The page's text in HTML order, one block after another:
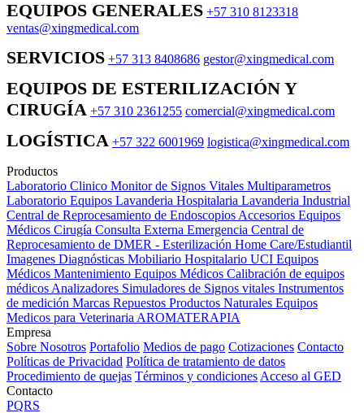
EQUIPOS GENERALES +57 310 8123318
ventas@xingmedical.com
SERVICIOS +57 313 8408686 gestor@xingmedical.com
EQUIPOS DE ESTERILIZACIÓN Y
CIRUGÍA +57 310 2361255 comercial@xingmedical.com
LOGÍSTICA +57 322 6001969 logistica@xingmedical.com
Productos
Laboratorio Clinico Monitor de Signos Vitales Multiparametros
Laboratorio Equipos Lavanderia Hospitalaria Lavanderia Industrial
Central de Reprocesamiento de Endoscopios Accesorios Equipos
Médicos Cirugía Consulta Externa Emergencia Central de
Reprocesamiento de DMER - Esterilización Home Care/Estudiantil
Imagenes Diagnósticas Mobiliario Hospitalario UCI Equipos
Médicos Mantenimiento Equipos Médicos Calibración de equipos
médicos Analizadores Simuladores de Signos vitales Instrumentos
de medición Marcas Repuestos Productos Naturales Equipos
Medicos para Veterinaria AROMATERAPIA
Empresa
Sobre Nosotros Portafolio Medios de pago Cotizaciones Contacto
Políticas de Privacidad Política de tratamiento de datos
Procedimiento de quejas Términos y condiciones Acceso al GED
Contacto
PQRS